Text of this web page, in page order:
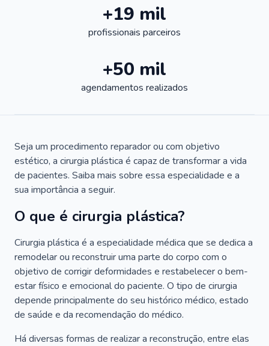
+19 mil
profissionais parceiros
+50 mil
agendamentos realizados
Seja um procedimento reparador ou com objetivo
estético, a cirurgia plástica é capaz de transformar a vida
de pacientes. Saiba mais sobre essa especialidade e a
sua importância a seguir.
O que é cirurgia plástica?
Cirurgia plástica é a especialidade médica que se dedica a
remodelar ou reconstruir uma parte do corpo com o
objetivo de corrigir deformidades e restabelecer o bem-
estar físico e emocional do paciente. O tipo de cirurgia
depende principalmente do seu histórico médico, estado
de saúde e da recomendação do médico.
Há diversas formas de realizar a reconstrução, entre elas